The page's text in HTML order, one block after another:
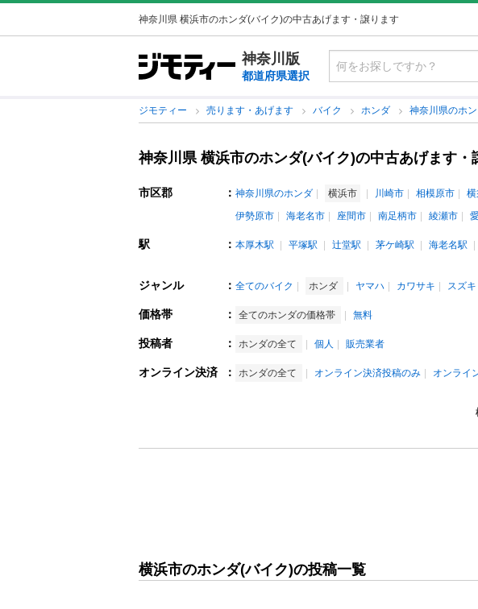
神奈川県 横浜市のホンダ(バイク)の中古あげます・譲ります
神奈川版
都道府県選択
ジモティー 売ります・あげます バイク ホンダ 神奈川県のホ
神奈川県 横浜市のホンダ(バイク)の中古あげます・
市区郡 ： 神奈川県のホンダ 横浜市 川崎市 相模原市
伊勢原市
海老名市 座間市 南足柄市 綾瀬市
駅 ： 本厚木駅 平塚駅 辻堂駅 茅ケ崎駅 海老名駅
ジャンル ： 全てのバイク ホンダ ヤマハ カワサキ スズキ
価格帯 ： 全てのホンダの価格帯 無料
投稿者 ： ホンダの全て 個人 販売業者
オンライン決済 ： ホンダの全て オンライン決済投稿のみ オンライ
横浜市のホンダ(バイク)の投稿一覧